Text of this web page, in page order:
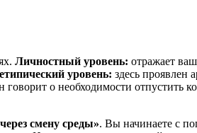
Личностный уровень: отражает
уровень: здесь проявлен
говорит о необходимости отпустить
смену среды». Вы начинаете с